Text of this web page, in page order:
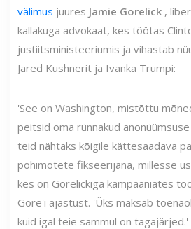
välimus juures Jamie Gorelick ,
kallakuga advokaat, kes töötas
justiitsministeeriumis ja vihastab
Jared Kushnerit ja Ivanka Trumpi:
'See on Washington, mistõttu
peitsid oma rünnakud
teid nähtaks kõigile kättesaadava
põhimõtete fikseerijana, millesse
kes on Gorelickiga kampaaniates
Gore'i ajastust. 'Üks maksab
kuid igal teie sammul on tagajärjed.'